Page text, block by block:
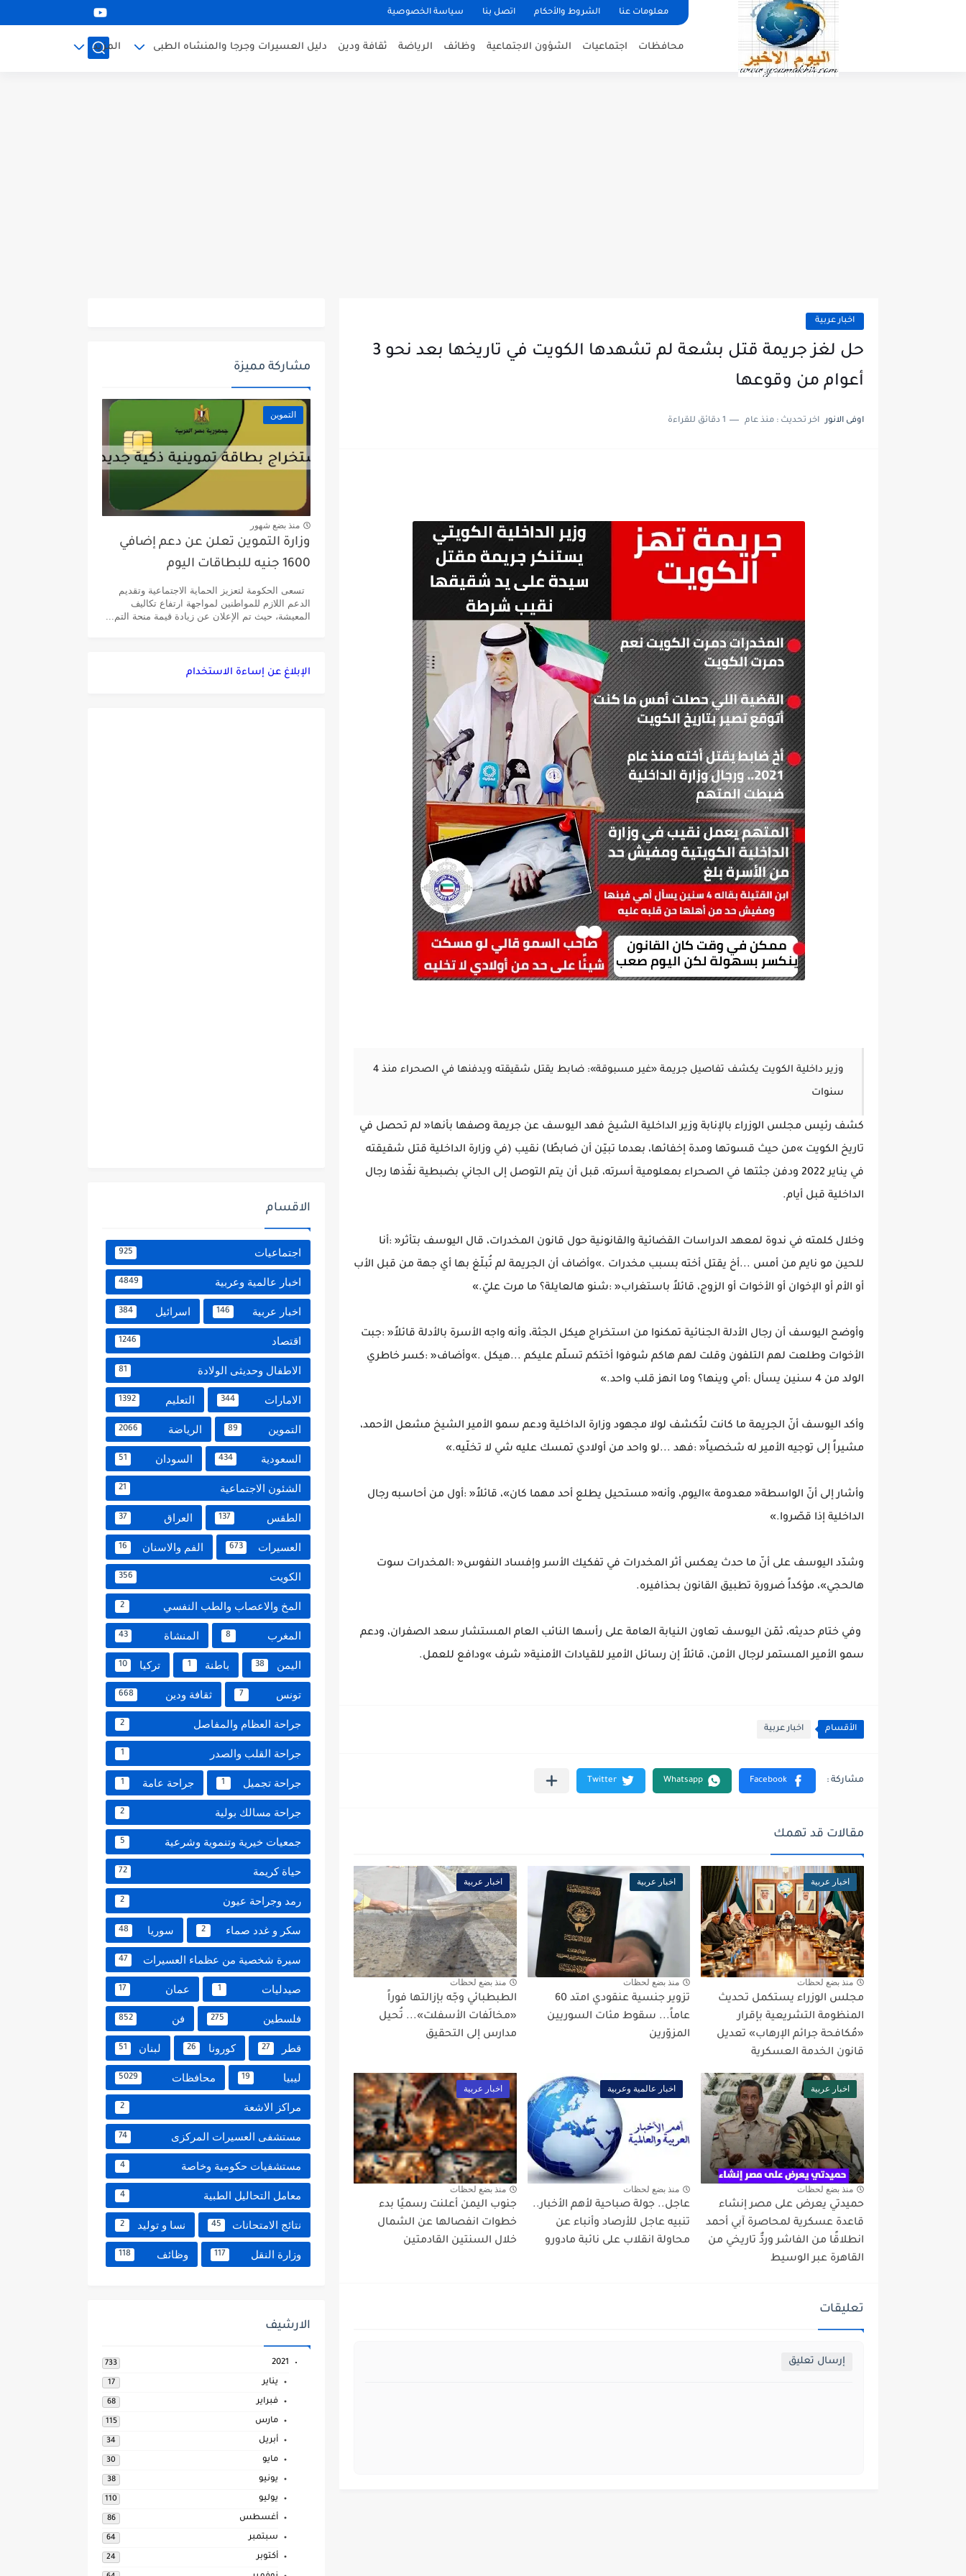
معلومات عنا الشروط والأحكام اتصل بنا سياسة الخصوصية
محافظات اجتماعيات الشؤون الاجتماعية وظائف الرياضة ثقافة ودين دليل العسيرات وجرجا والمنشاه الطبى المزيد
اخبار عربية
حل لغز جريمة قتل بشعة لم تشهدها الكويت في تاريخها بعد نحو 3
أعوام من وقوعها
اوفى الانور اخر تحديث : منذ عام 1 دقائق للقراءة
وزير داخلية الكويت يكشف تفاصيل جريمة «غير مسبوقة»: ضابط يقتل شقيقته ويدفنها في الصحراء منذ 4
سنوات
‬الداخلية‭ ‬قبل‭ ‬أيام‭.‬
‬أو‭ ‬الأم‭ ‬أو‭ ‬الإخوان‭ ‬أو‭ ‬الأخوات‭ ‬أو‭ ‬الزوج،‭ ‬قائلاً‭ ‬باستغراب‭: ‬‮«‬شنو‭ ‬هالعايلة؟‭ ‬ما‭ ‬مرت‭ ‬عليّ‮»‬‭.‬
‬الولد‭ ‬من‭ ‬4‭ ‬سنين‭ ‬يسأل‭: ‬أمي‭ ‬وينها؟‭ ‬وما‭ ‬انهز‭ ‬قلب‭ ‬واحد‮»‬‭.‬
‬مشيراً‭ ‬إلى‭ ‬توجيه‭ ‬الأمير‭ ‬له‭ ‬شخصياً‭: ‬‮«‬فهد‭... ‬لو‭ ‬واحد‭ ‬من‭ ‬أولادي‭ ‬تمسك‭ ‬عليه‭ ‬شي‭ ‬لا‭ ‬تخلّيه‮»‬‭.‬
‬الداخلية‭ ‬إذا‭ ‬قصّروا‮»‬‭.‬
‬هالحجي‮»‬،‭ ‬مؤكداً‭ ‬ضرورة‭ ‬تطبيق‭ ‬القانون‭ ‬بحذافيره‭.‬
‬سمو‭ ‬الأمير‭ ‬المستمر‭ ‬لرجال‭ ‬الأمن،‭ ‬قائلاً‭ ‬إن‭ ‬رسائل‭ ‬الأمير‭ ‬للقيادات‭ ‬الأمنية‭ ‬‮«‬شرف‮»‬‭ ‬ودافع‭ ‬للعمل‭.‬
الأقسام اخبار عربية
مقالات قد تهمك
اخبار عربية
منذ بضع لحظات
مجلس الوزراء يستكمل تحديث
المنظومة التشريعية بإقرار
«مُكافحة جرائم الإرهاب» تعديل
قانون الخدمة العسكرية
اخبار عربية
منذ بضع لحظات
تزوير جنسية عنقودي امتد 60
عاماً... سقوط مئات السوريين
المزوّرين
اخبار عربية
منذ بضع لحظات
الطبطبائي وجّه بإزالتها فوراً
«مخالَفات الأسفلت»... تُحيل
مدارس إلى التحقيق
اخبار عربية
منذ بضع لحظات
حميدتي يعرض على مصر إنشاء
قاعدة عسكرية لمحاصرة آبي أحمد
انطلاقًا من الفاشر وردٌّ تاريخي من
القاهرة عبر الوسيط
اخبار عالمية وعربية
منذ بضع لحظات
عاجل.. جولة صباحية لأهم الأخبار..
تنبيه عاجل للأرصاد وأنباء عن
محاولة انقلاب على نائبة مادورو
اخبار عربية
منذ بضع لحظات
جنوب اليمن أعلنت رسميًا بدء
خطوات انفصالها عن الشمال
خلال السنتين القادمتين
تعليقات
إرسال تعليق
مشاركة مميزة
التموين
منذ بضع شهور
وزارة التموين تعلن عن دعم إضافي
1600 جنيه للبطاقات اليوم
تسعى الحكومة لتعزيز الحماية الاجتماعية وتقديم
الدعم اللازم للمواطنين لمواجهة ارتفاع تكاليف
المعيشة، حيث تم الإعلان عن زيادة قيمة منحة التم...
الإبلاغ عن إساءة الاستخدام
الاقسام
اجتماعيات 925
اخبار عالمية وعربية 4849
اخبار عربية 146 اسرائيل 384
اقتصاد 1246
الاطفال وحديثى الولادة 81
الامارات 344 التعليم 1392
التموين 89 الرياضة 2066
السعودية 434 السودان 51
الشئون الاجتماعية 21
الطقس 137 العراق 37
العسيرات 673 الفم والاسنان 16
الكويت 356
المخ والاعصاب والطب النفسي 2
المغرب 8 المنشاة 43
اليمن 38 باطنة 1 تركيا 10
تونس 7 ثقافة ودين 668
جراحة العظام والمفاصل 2
جراحة القلب والصدر 1
جراحة تجميل 1 جراحة عامة 1
جراحة مسالك بولية 2
جمعيات خيرية وتنموية وشرعية 5
حياة كريمة 72
رمد وجراحة عيون 2
سكر و غدد صماء 2 سوريا 48
سيرة شخصية من عظماء العسيرات 47
صيدليات 1 عمان 17
فلسطين 275 فن 852
قطر 27 كورونا 26 لبنان 51
ليبيا 19 محافظات 5029
مراكز الاشعة 2
مستشفى العسيرات المركزى 74
مستشفيات حكومية وخاصة 4
معامل التحاليل الطبية 4
نتائج الامتحانات 45 نسا و توليد 2
وزارة النقل 117 وظائف 118
الارشيف
2021
733
يناير 17
فبراير 68
مارس 115
أبريل 34
مايو 30
يونيو 38
يوليو 110
أغسطس 86
سبتمبر 64
أكتوبر 24